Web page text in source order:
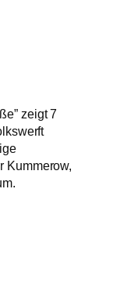
zeigt 7
Kummerow,